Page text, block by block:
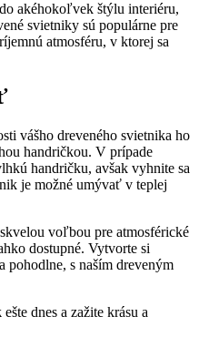
akéhokoľvek štýlu interiéru,
svietniky sú populárne pre
atmosféru, v ktorej sa
vášho dreveného svietnika ho
handričkou. V prípade
handričku, avšak vyhnite sa
je možné umývať v teplej
voľbou pre atmosférické
dostupné. Vytvorte si
pohodlne, s naším dreveným
ešte dnes a zažite krásu a